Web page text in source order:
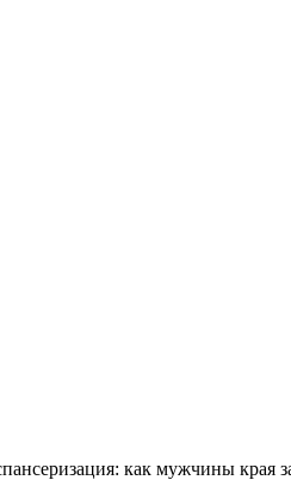
как мужчины края